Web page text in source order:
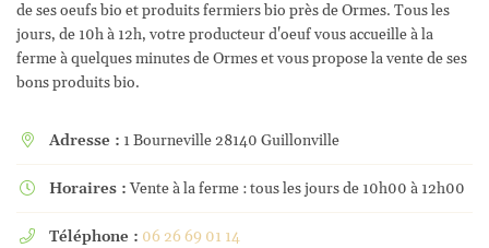
Inscription
de ses oeufs bio et produits fermiers bio près de Ormes. Tous les
jours, de 10h à 12h, votre producteur d'oeuf vous accueille à la
ferme à quelques minutes de Ormes et vous propose la vente de ses
bons produits bio.
 Adresse : 1 Bourneville 28140 Guillonville
 Horaires :Vente à la ferme : tous les jours de 10h00 à 12h00
 Téléphone : 06 26 69 01 14